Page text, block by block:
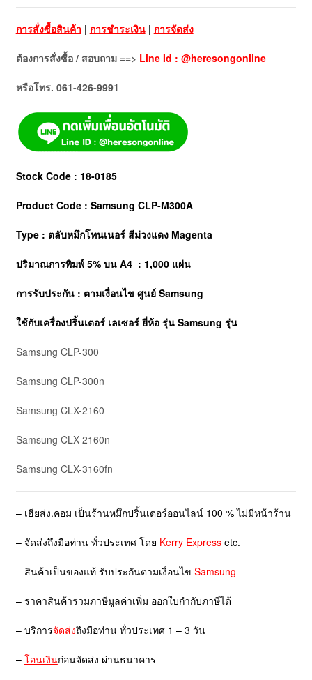
การสั่งซื้อสินค้า | การชำระเงิน| การจัดส่ง
ต้องการสั่งซื้อ / สอบถาม ==> Line Id : @heresongonline
หรือโทร. 061-426-9991
Stock Code : 18-0185
Product Code : Samsung CLP-M300A
Type : ตลับหมึกโทนเนอร์ สีม่วงแดง Magenta
ปริมาณการพิมพ์ 5% บน A4: 1,000 แผ่น
การรับประกัน : ตามเงื่อนไข ศูนย์ Samsung
ใช้กับเครื่องปริ้นเตอร์ เลเซอร์ ยี่ห้อ รุ่น Samsung รุ่น
Samsung CLP-300
Samsung CLP-300n
Samsung CLX-2160
Samsung CLX-2160n
Samsung CLX-3160fn
– เฮียส่ง.คอม เป็นร้านหมึกปริ้นเตอร์ออนไลน์ 100 % ไม่มีหน้าร้าน
– จัดส่งถึงมือท่าน ทั่วประเทศ โดย Kerry Expressetc.
– สินค้าเป็นของแท้ รับประกันตามเงื่อนไข Samsung
– ราคาสินค้ารวมภาษีมูลค่าเพิ่ม ออกใบกำกับภาษีได้
– บริการจัดส่งถึงมือท่าน ทั่วประเทศ 1 – 3 วัน
– โอนเงินก่อนจัดส่ง ผ่านธนาคาร